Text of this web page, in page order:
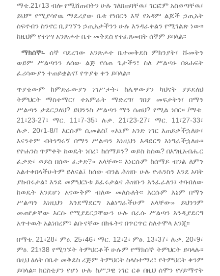
ማቴ.21፣13 ብሎ የሚሸጡበትን ሁሉ ገለበጠባቸዉ፣ ገርፎም አስወጣቸዉ፣
ይህም የሚያሳየዉ ማደሪያው ቤቱ የነበርን እኛ የአዳም ልጆች ኃጢአት
ሰፍኖብን ስንኖር ቢያገኘን ኃጢአታችንን ሁሉ እንዳራቀልን የሚገልጽ ነው፡፡
ከዚህም የተነሣ አንጽሖተ ቤተ መቅደስ የተፈጸመበት ሰኞም ይባላል፡፡
ማክሰኞ፡- ሰኞ ባደረገው አንጽሖተ ቤተመቅደስ ምክንያት፣ ሹመትን
ወይም ሥልጣንን ለሰው ልጅ የሰጠ ጌታችን፣ ስለ ሥልጣኑ በጸሐፍት
ፈሪሳውያን ተጠይቋልና፤ የጥያቄ ቀን ይባላል፡፡
ጥያቄውም ከምድራውያን ነገሥታት፣ ከሌዋውያን ካህናት ያይደለህ
ትምህርት ማስተማር፣ ተአምራት ማድረግ፣ ገበያ መፍታትን፣ በማን
ሥልጣን ታደርጋለህ? ይህንንስ ሥልጣን ማን ሰጠህ? የሚል ነበር፡፡ /ማቴ.
21፣23-27፣ ማር. 11፣7-35፣ ሉቃ. 21፣23-27፣ ማር. 11፣27-33፣
ሉቃ. 20፣1-8/፤ እርሱም ሲመልስ፤ «እኔም አንድ ነገር እጠይቃችኋለሁ፣
እናንተም ብትነግሩኝ በማን ሥልጣን እነዚህን እዳደርግ እነግራችኋለሁ፡፡
የዮሐንስ ጥምቀት ከወዴት ነበረ፣ ከሰማይን? ወይስ ከሰዉ? በእግዚአብሔር
ፈቃድ፣ ወይስ በሰው ፈቃድ?» አላቸው፡፡ እነርሱም ከሰማይ ብንል ለምን
አልተቀበላችሁትም ይለናል፤ ከሰው ብንል ሕዝቡ ሁሉ ዮሐንስን እንደ አባት
ያከብሩታል፣ እንደ መምህርነቱ ይፈሩታልና ሕዝቡን እንፈራለን፤ ተባብለው
ከወዴት እንደሆነ አናውቅም ብለው መለሱለት፡፡ እርሱም እኔም በማን
ሥልጣን እነዚህን እንደማደርግ አልነግራችሁም አላቸው» ይህንንም
መጠየቃቸው እርሱ የሚያደርጋቸውን ሁሉ በራሱ ሥልጣን እንዲያደርግ
አጥተዉት አልነበረም፣ ልቡናቸው በክፋትና በጥርጥር ስለተሞላ እንጂ፡፡
በማቴ. 21፣28፣ ምዕ. 25፣46፣ ማር. 12፣2፣ ምዕ. 13፣37፣ ሉቃ. 20፣9፣
ምዕ. 21፣38 የሚገኙት ትምህርቶች ሁሉም የማክሰኞ ትምህርት ይባላሉ፡፡
በዚህ ዕለት በቤተ መቅደስ ረጅም ትምህርት ስላስተማረ፣ የትምህርት ቀንም
ይባላል፡፡ ክርስቲያን የሆነ ሁሉ ከሥጋዊ ነገር ርቆ በዚህ ሰሞን የሃይማኖት